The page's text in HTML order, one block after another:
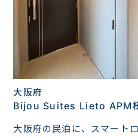
大阪府
Bijou Suites Lieto APM
大阪府の民泊に、スマート